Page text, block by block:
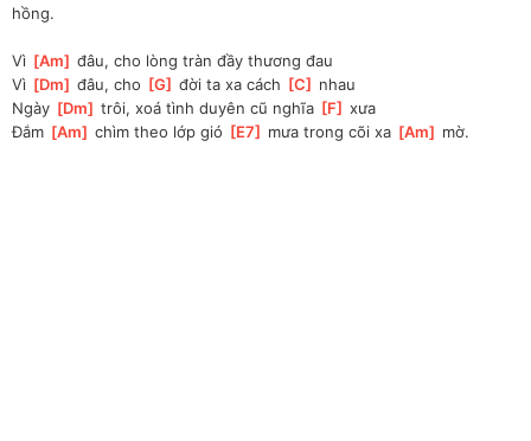
hồng.
Vì [Am ] đâu, cho lòng tràn đầy thương đau
Vì [Dm ] đâu, cho [G ] đời ta xa cách [C
nhau
Ngày [Dm ] trôi, xoá tình duyên cũ nghĩa [F ] xưa
Đắm [Am ] chìm theo lớp gió [E7 mưa trong cõi xa [Am mờ.